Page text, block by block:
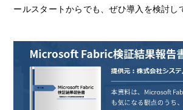
ールスタートからでも、ぜひ導入を検討し